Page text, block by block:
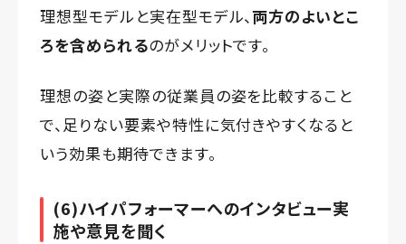
理想型モデルと実在型モデル、両方のよいとこ
ろを含められるのがメリットです。
理想の姿と実際の従業員の姿を比較すること
で、足りない要素や特性に気付きやすくなると
いう効果も期待できます。
(6)ハイパフォーマーへのインタビュー実
施や意見を聞く